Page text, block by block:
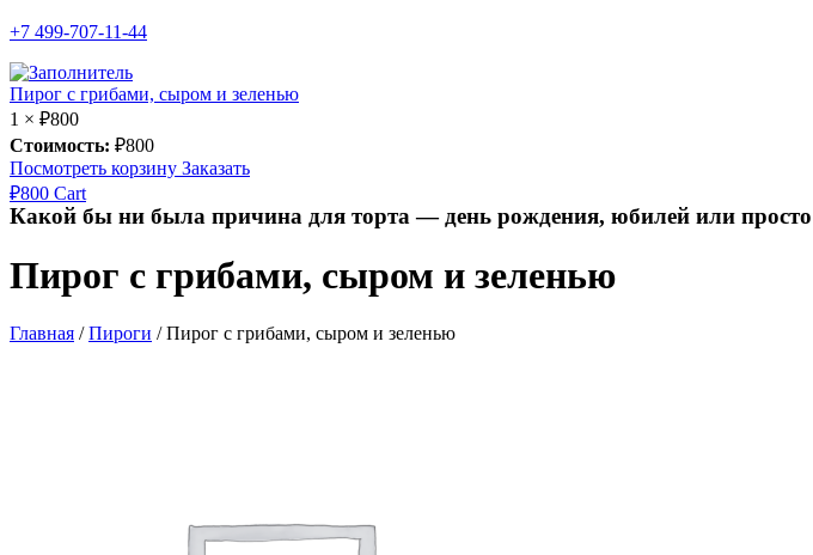
+7 499-707-11-44
Пирог с грибами, сыром и зеленью
1 × ₽800
Стоимость: ₽800
Посмотреть корзину Заказать
₽800 Cart
Какой бы ни была причина для торта — день рождения, юбилей или
Пирог с грибами, сыром и зеленью
Главная /Пироги /Пирог с грибами, сыром и зеленью